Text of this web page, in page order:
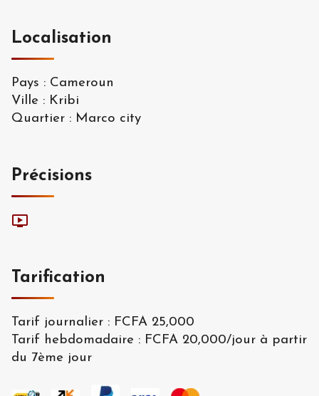
Localisation
Pays : Cameroun
Ville : Kribi
Quartier : Marco city
Précisions
Tarification
Tarif journalier : FCFA 25,000
Tarif hebdomadaire : FCFA 20,000/jour à partir
du 7ème jour